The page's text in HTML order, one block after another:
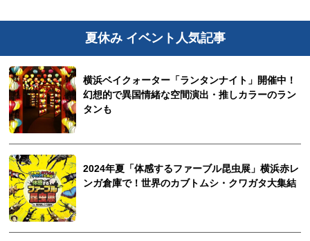
夏休み イベント人気記事
横浜ベイクォーター「ランタンナイト」開催中！
幻想的で異国情緒な空間演出・推しカラーのラン
タンも
2024年夏「体感するファーブル昆虫展」横浜赤レ
ンガ倉庫で！世界のカブトムシ・クワガタ大集結